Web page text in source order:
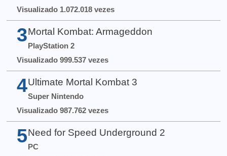
Visualizado 1.072.018 vezes
3 Mortal Kombat: Armageddon
PlayStation 2
Visualizado 999.537 vezes
4 Ultimate Mortal Kombat 3
Super Nintendo
Visualizado 987.762 vezes
5 Need for Speed Underground 2
PC